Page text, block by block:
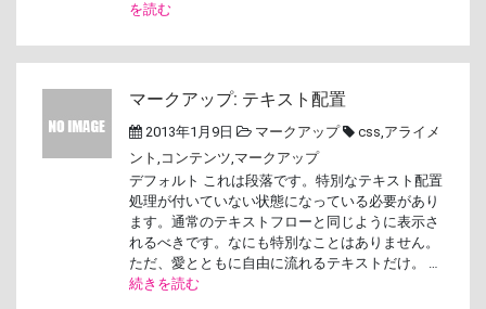
を読む
マークアップ: テキスト配置
2013年1月9日 マークアップ css,アライメ
ント , コンテンツ,マークアップ
デフォルト これは段落です。特別なテキスト配置
処理が付いていない状態になっている必要があり
ます。通常のテキストフローと同じように表示さ
れるべきです。なにも特別なことはありません。
ただ、愛とともに自由に流れるテキストだけ。 …
続きを読む